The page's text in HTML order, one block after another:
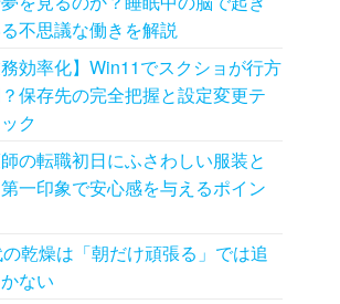
不思議な働きを解説
務効率化】Win11でスクショが行方
保存先の完全把握と設定変更テ
ク
の転職初日にふさわしい服装と
一印象で安心感を与えるポイン
乾燥は「朝だけ頑張る」では追
ない